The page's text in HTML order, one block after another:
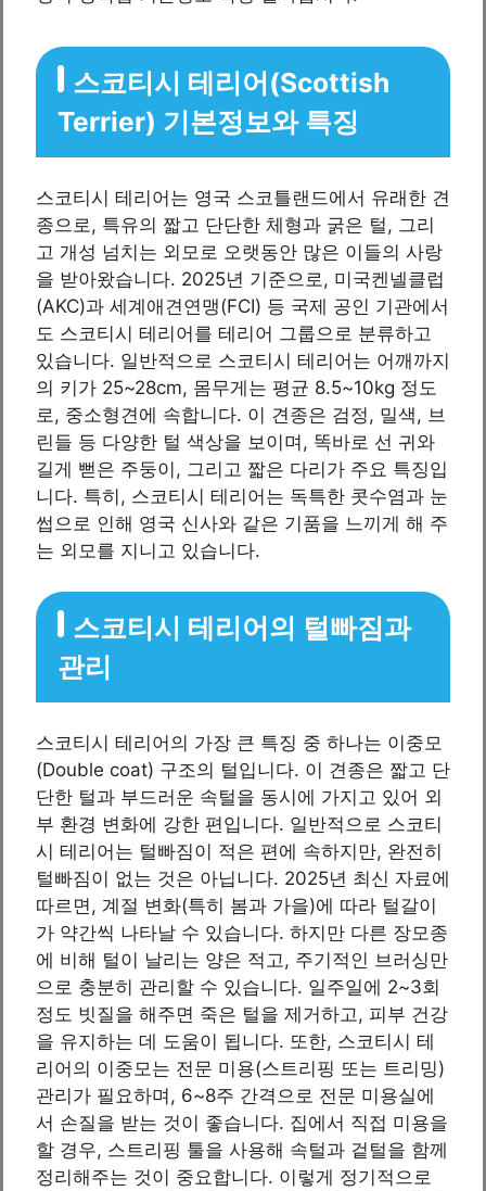
스코티시 테리어(Scottish
Terrier) 기본정보와 특징
스코티시 테리어는 영국 스코틀랜드에서 유래한 견
종으로, 특유의 짧고 단단한 체형과 굵은 털, 그리
고 개성 넘치는 외모로 오랫동안 많은 이들의 사랑
을 받아왔습니다. 2025년 기준으로, 미국켄넬클럽
(AKC)과 세계애견연맹(FCI) 등 국제 공인 기관에서
도 스코티시 테리어를 테리어 그룹으로 분류하고
있습니다. 일반적으로 스코티시 테리어는 어깨까지
의 키가 25~28cm, 몸무게는 평균 8.5~10kg 정도
로, 중소형견에 속합니다. 이 견종은 검정, 밀색, 브
린들 등 다양한 털 색상을 보이며, 똑바로 선 귀와
길게 뻗은 주둥이, 그리고 짧은 다리가 주요 특징입
니다. 특히, 스코티시 테리어는 독특한 콧수염과 눈
썹으로 인해 영국 신사와 같은 기품을 느끼게 해 주
는 외모를 지니고 있습니다.
스코티시 테리어의 털빠짐과
관리
스코티시 테리어의 가장 큰 특징 중 하나는 이중모
(Double coat) 구조의 털입니다. 이 견종은 짧고 단
단한 털과 부드러운 속털을 동시에 가지고 있어 외
부 환경 변화에 강한 편입니다. 일반적으로 스코티
시 테리어는 털빠짐이 적은 편에 속하지만, 완전히
털빠짐이 없는 것은 아닙니다. 2025년 최신 자료에
따르면, 계절 변화(특히 봄과 가을)에 따라 털갈이
가 약간씩 나타날 수 있습니다. 하지만 다른 장모종
에 비해 털이 날리는 양은 적고, 주기적인 브러싱만
으로 충분히 관리할 수 있습니다. 일주일에 2~3회
정도 빗질을 해주면 죽은 털을 제거하고, 피부 건강
을 유지하는 데 도움이 됩니다. 또한, 스코티시 테
리어의 이중모는 전문 미용(스트리핑 또는 트리밍)
관리가 필요하며, 6~8주 간격으로 전문 미용실에
서 손질을 받는 것이 좋습니다. 집에서 직접 미용을
할 경우, 스트리핑 툴을 사용해 속털과 겉털을 함께
정리해주는 것이 중요합니다. 이렇게 정기적으로